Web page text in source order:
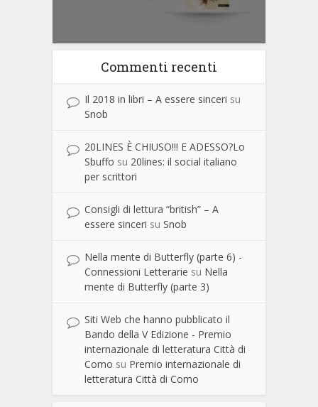
Commenti recenti
Il 2018 in libri – A essere sinceri su
Snob
20LINES È CHIUSO!!! E ADESSO?Lo
Sbuffo su 20lines: il social italiano
per scrittori
Consigli di lettura “british” – A
essere sinceri su Snob
Nella mente di Butterfly (parte 6) -
Connessioni Letterarie su Nella
mente di Butterfly (parte 3)
Siti Web che hanno pubblicato il
Bando della V Edizione - Premio
internazionale di letteratura Città di
Como su Premio internazionale di
letteratura Città di Como